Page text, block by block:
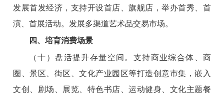
发展首发经济，支持开设首店、旗舰店，举办首秀、首
演、首展活动。发展多渠道艺术品交易市场。
四、培育消费场景
（十）盘活提升存量空间。 支持商业综合体、商
圈、景区、街区、文化产业园区等打造创意市集，嵌入
文创、剧场、展览、特色书店、运动健身、文化主题餐